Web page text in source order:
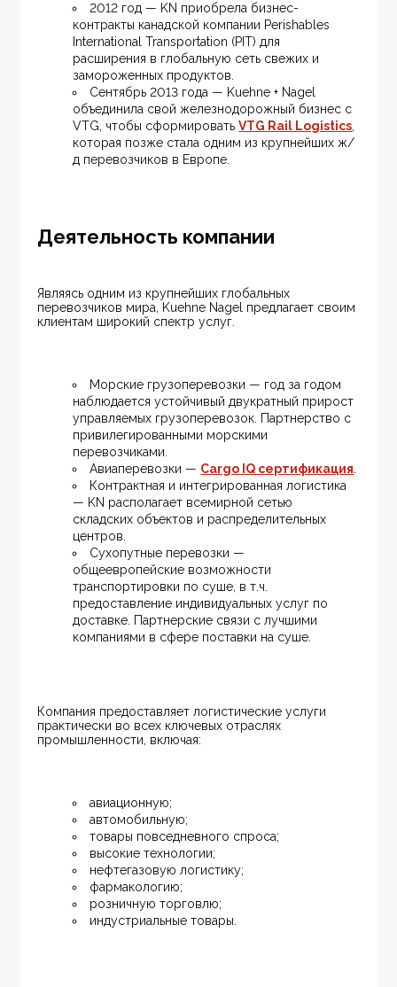
2012 год — KN приобрела бизнес-
контракты канадской компании Perishables
International Transportation (PIT) для
расширения в глобальную сеть свежих и
замороженных продуктов.
Сентябрь 2013 года — Kuehne + Nagel
объединила свой железнодорожный бизнес с
VTG, чтобы сформировать VTG Rail Logistics,
которая позже стала одним из крупнейших ж/
д перевозчиков в Европе.
Деятельность компании
Являясь одним из крупнейших глобальных
перевозчиков мира, Kuehne Nagel предлагает своим
клиентам широкий спектр услуг.
Морские грузоперевозки — год за годом
наблюдается устойчивый двукратный прирост
управляемых грузоперевозок. Партнерство с
привилегированными морскими
перевозчиками.
Авиаперевозки — Cargo IQ сертификация.
Контрактная и интегрированная логистика
— KN располагает всемирной сетью
складских объектов и распределительных
центров.
Сухопутные перевозки —
общеевропейские возможности
транспортировки по суше, в т.ч.
предоставление индивидуальных услуг по
доставке. Партнерские связи с лучшими
компаниями в сфере поставки на суше.
Компания предоставляет логистические услуги
практически во всех ключевых отраслях
промышленности, включая:
авиационную;
автомобильную;
товары повседневного спроса;
высокие технологии;
нефтегазовую логистику;
фармакологию;
розничную торговлю;
индустриальные товары.